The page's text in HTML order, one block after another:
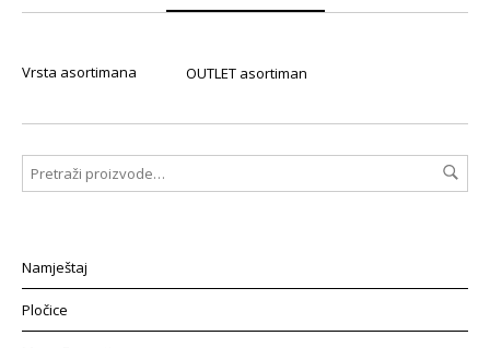
Vrsta asortimana OUTLET asortiman
Namještaj
Pločice